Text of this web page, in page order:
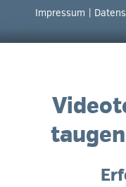
Impressum